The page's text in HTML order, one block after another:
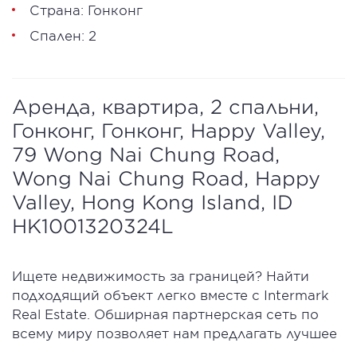
Страна: Гонконг
Спален: 2
Аренда, квартира, 2 спальни,
Гонконг, Гонконг, Happy Valley,
79 Wong Nai Chung Road,
Wong Nai Chung Road, Happy
Valley, Hong Kong Island, ID
HK1001320324L
Ищете недвижимость за границей? Найти
подходящий объект легко вместе с Intermark
Real Estate. Обширная партнерская сеть по
всему миру позволяет нам предлагать лучшее